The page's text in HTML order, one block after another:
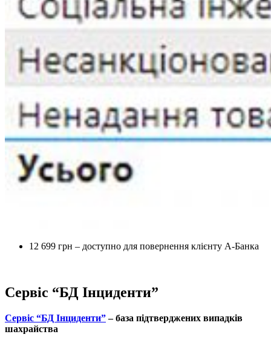
12 699 грн – доступно для повернення клієнту А-Банка
Сервіс “БД Інциденти”
Сервіс “БД Інциденти”– база підтверджених випадків
шахрайства